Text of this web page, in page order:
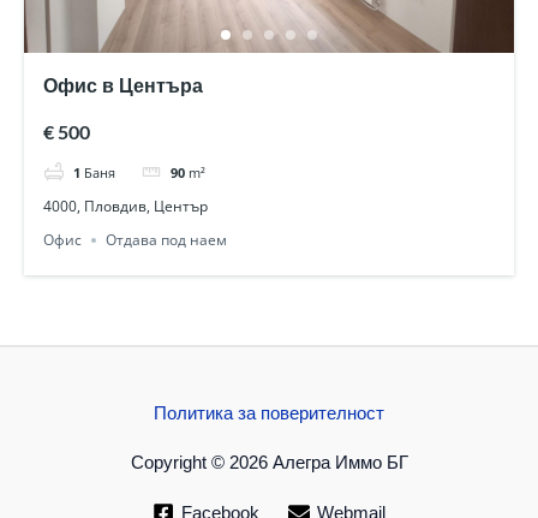
Офис в Центъра
€ 500
1 Баня 90 m²
4000, Пловдив, Център
Офис
Отдава под наем
Политика за поверителност
Copyright © 2026 Алегра Иммо БГ
Facebook Webmail